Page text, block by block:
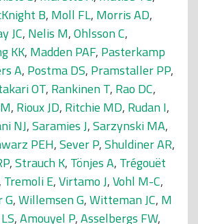
B, Moll FL, Morris AD,
JC, Nelis M,Ohlsson C,
KK, Madden PAF, Pasterkamp
A, Postma DS, Pramstaller PP,
OT, Rankinen T, Rao DC,
, Rioux JD, Ritchie MD, Rudan I,
NJ,Saramies J,Sarzynski MA,
PEH,Sever P,Shuldiner AR,
,Strauch K, Tönjes A, Trégouët
, Tremoli E,Virtamo J,Vohl M-C,
G,Willemsen G,Witteman JC, M
,Amouyel P,Asselbergs FW,